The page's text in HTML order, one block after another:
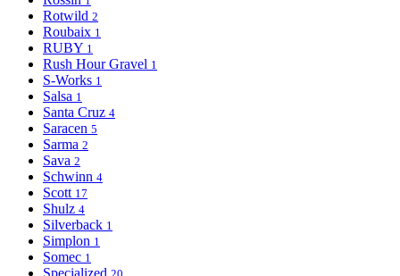
Rotwild 2
Roubaix 1
RUBY 1
Rush Hour Gravel 1
S-Works 1
Salsa 1
Santa Cruz 4
Saracen 5
Sarma 2
Sava 2
Schwinn 4
Scott 17
Shulz 4
Silverback 1
Simplon 1
Somec 1
Specialized